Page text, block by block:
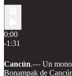
0:00
-1:31
Cancún.— Un
Bonampak de